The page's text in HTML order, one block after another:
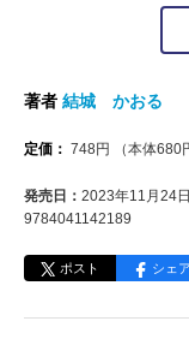
著者 結城 かおる
定価： 748円 （本体680
発売日： 2023年11月24日
9784041142189
ポスト シェア